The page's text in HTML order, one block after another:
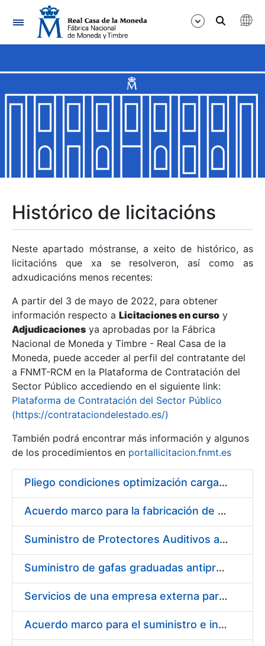
Navegación
Mostrar/Ocultar
Mostrar/Ocultar
Mostrar/Ocultar
Mostrar/Ocultar
Mostrar/Ocultar
Mostrar/Ocultar
Mostrar/Ocultar
Histórico de licitacións
Neste apartado móstranse, a xeito de histórico, as
licitacións que xa se resolveron, así como as
adxudicacións menos recentes:
A partir del 3 de mayo de 2022, para obtener
información respecto a Licitaciones en curso y
Adjudicaciones ya aprobadas por la Fábrica
Nacional de Moneda y Timbre - Real Casa de la
Moneda, puede acceder al perfil del contratante del
a FNMT-RCM en la Plataforma de Contratación del
Sector Público accediendo en el siguiente link:
Plataforma de Contratación del Sector Público
(https://contrataciondelestado.es/)
También podrá encontrar más información y algunos
de los procedimientos en portallicitacion.fnmt.es
Pliego condiciones optimización cargas compras firmado
Acuerdo marco para la fabricación de piezas
Suministro de Protectores Auditivos a medida para las personas trabajadoras de los Centros de Trabajo de Madrid y Burgos
Suministro de gafas graduadas antiproyecciones para los trabajadores de la FNMT-RCM en los centros de trabajo de Madrid y Burgos
Servicios de una empresa externa para el asesoramiento y resolución de los recursos de alzada que se presentan relacionados con procesos de selección para la FNMT-RCM
Acuerdo marco para el suministro e instalación de persianas, estores y otros complementos